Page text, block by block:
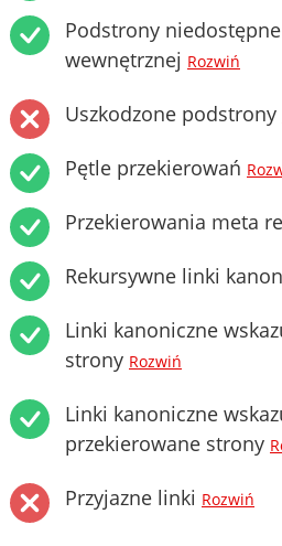
Podstrony
wewnętrznej Rozwiń
Uszkodzone podstrony
Pętle przekierowań
Przekierowania meta
Rekursywne linki
Linki kanoniczne
strony Rozwiń
Linki kanoniczne
przekierowane strony
Przyjazne linki Rozwiń